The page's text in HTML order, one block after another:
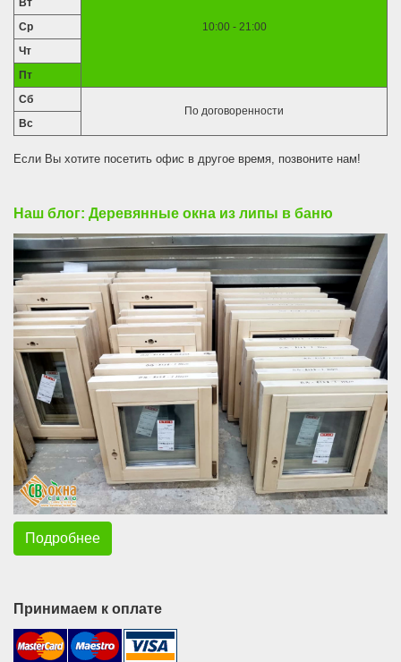
10:00 - 21:00
Вт
Ср
Чт
Пт
Сб
По договоренности
Вс
Если Вы хотите посетить офис в другое время, позвоните нам!
Наш блог: Деревянные окна из липы в баню
Подробнее
Принимаем к оплате